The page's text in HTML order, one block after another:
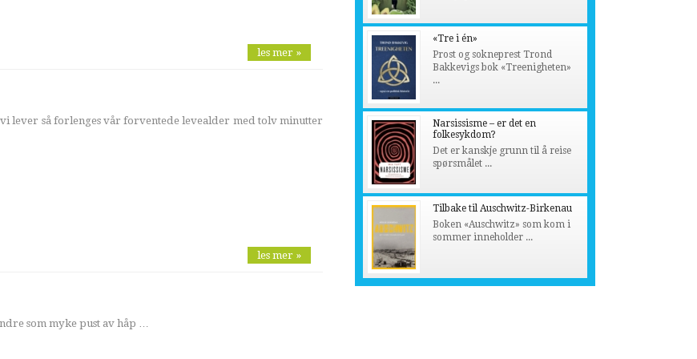
les mer »
lever så forlenges vår forventede levealder med tolv minutter
les mer »
som myke pust av håp …
«Tre i én»
Prost og sokneprest Trond
Bakkevigs bok «Treenigheten»
...
Narsissisme – er det en
folkesykdom?
Det er kanskje grunn til å reise
spørsmålet ...
Tilbake til Auschwitz-Birkenau
Boken «Auschwitz» som kom i
sommer inneholder ...